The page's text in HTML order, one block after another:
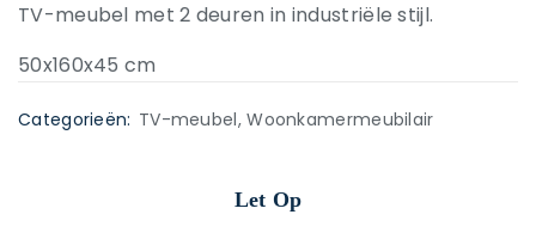
TV-meubel met 2 deuren in industriële stijl.
50x160x45 cm
Categorieën: TV-meubel,Woonkamermeubilair
Let Op